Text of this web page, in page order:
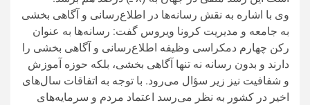
وی با اشاره به نقش رسانه‌ها در اطلاع‌رسانی و آگاهی بخشی
به جامعه و مدیریت کرونا ویروس گفت: رسانه‌ها به عنوان
رکن چهارم دمکراسی وظیفه اطلاع‌رسانی و آگاهی بخشی را
دارند و بدون رسانه نه تنها آگاهی بخشی، بلکه حوزه آموزش
و شفافیت نیز زیر سؤال می‌رود. با توجه به اتفاقات سال‌های
اخیر در کشور به نظر می‌رسد اعتماد مردم و سرمایه‌های